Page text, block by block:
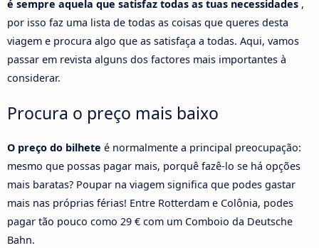
é sempre aquela que satisfaz todas as tuas necessidades ,
por isso faz uma lista de todas as coisas que queres desta
viagem e procura algo que as satisfaça a todas. Aqui, vamos
passar em revista alguns dos factores mais importantes à
considerar.
Procura o preço mais baixo
O preço do bilhete é normalmente a principal preocupação:
mesmo que possas pagar mais, porquê fazê-lo se há opções
mais baratas? Poupar na viagem significa que podes gastar
mais nas próprias férias! Entre Rotterdam e Colônia, podes
pagar tão pouco como 29 € com um Comboio da Deutsche
Bahn.